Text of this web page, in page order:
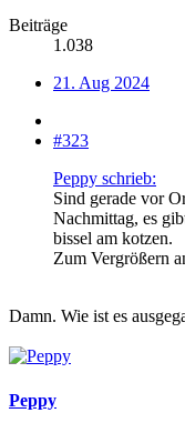
Beiträge
1.038
21. Aug 2024
#323
Peppy schrieb:
Sind gerade vor
Nachmittag, es
bissel am kotzen.
Zum Vergrößern
Damn. Wie ist es
Peppy